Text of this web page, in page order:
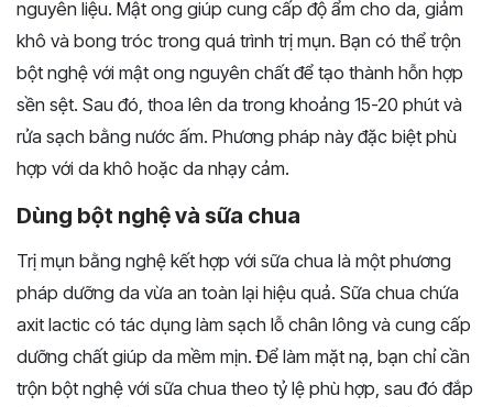
nguyên liệu. Mật ong giúp cung cấp độ ẩm cho da, giảm
khô và bong tróc trong quá trình trị mụn. Bạn có thể trộn
bột nghệ với mật ong nguyên chất để tạo thành hỗn hợp
sền sệt. Sau đó, thoa lên da trong khoảng 15-20 phút và
rửa sạch bằng nước ấm. Phương pháp này đặc biệt phù
hợp với da khô hoặc da nhạy cảm.
Dùng bột nghệ và sữa chua
Trị mụn bằng nghệ kết hợp với sữa chua là một phương
pháp dưỡng da vừa an toàn lại hiệu quả. Sữa chua chứa
axit lactic có tác dụng làm sạch lỗ chân lông và cung cấp
dưỡng chất giúp da mềm mịn. Để làm mặt nạ, bạn chỉ cần
trộn bột nghệ với sữa chua theo tỷ lệ phù hợp, sau đó đắp